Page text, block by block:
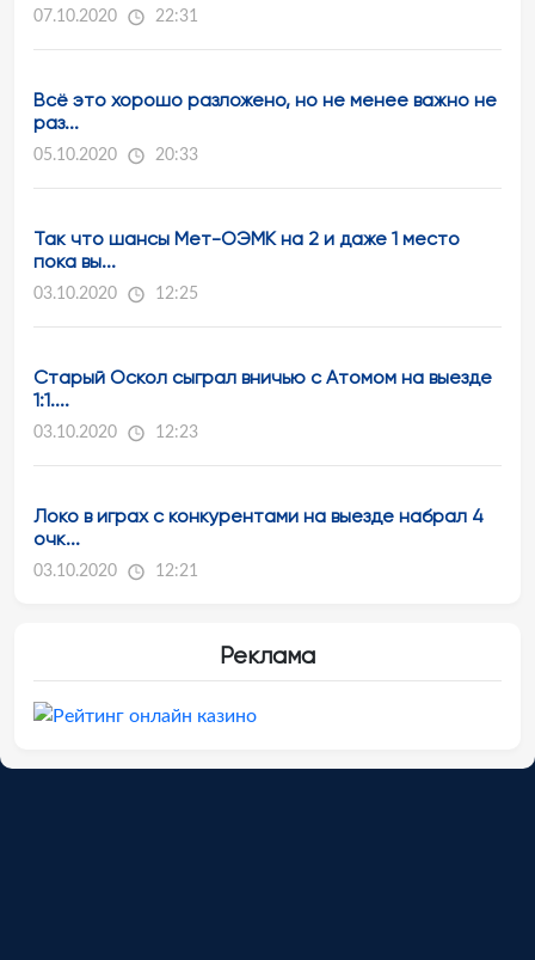
07.10.2020 22:31
Всё это хорошо разложено, но не менее важно не
раз...
05.10.2020 20:33
Так что шансы Мет-ОЭМК на 2 и даже 1 место
пока вы...
03.10.2020 12:25
Старый Оскол сыграл вничью с Атомом на выезде
1:1....
03.10.2020 12:23
Локо в играх с конкурентами на выезде набрал 4
очк...
03.10.2020 12:21
Реклама